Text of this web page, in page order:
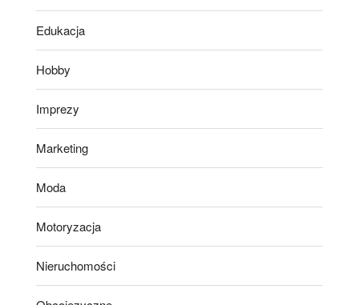
Edukacja
Hobby
Imprezy
Marketing
Moda
Motoryzacja
Nieruchomości